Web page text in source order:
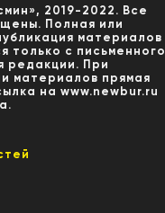
2019-2022. Все
Полная или
материалов
только с письменного
редакции. При
материалов прямая
на www.newbur.ru